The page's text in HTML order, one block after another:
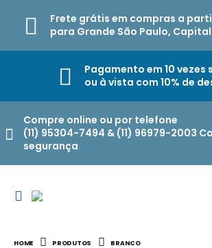
Frete grátis em compras a
para Grande São Paulo, Capital
Pagamento em 10 vezes
ou à vista com 10% de
Compre online ou por telefone
(11) 95304-7494 & (11) 96979-2003
segurança
HOME PRODUTOS BRANCO